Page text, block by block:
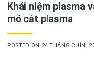
Khái niệm plasma
mỏ cắt plasma
POSTED ON 24 THÁNG CHÍN,